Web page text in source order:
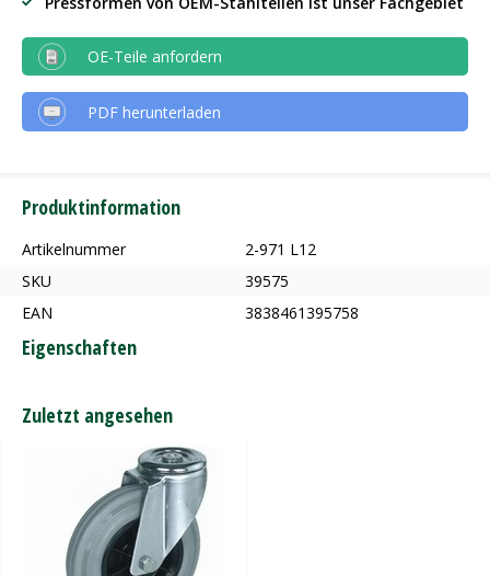
OE-Teile anfordern
PDF herunterladen
Produktinformation
Artikelnummer
2-971 L12
SKU
39575
EAN
3838461395758
Eigenschaften
Zuletzt angesehen